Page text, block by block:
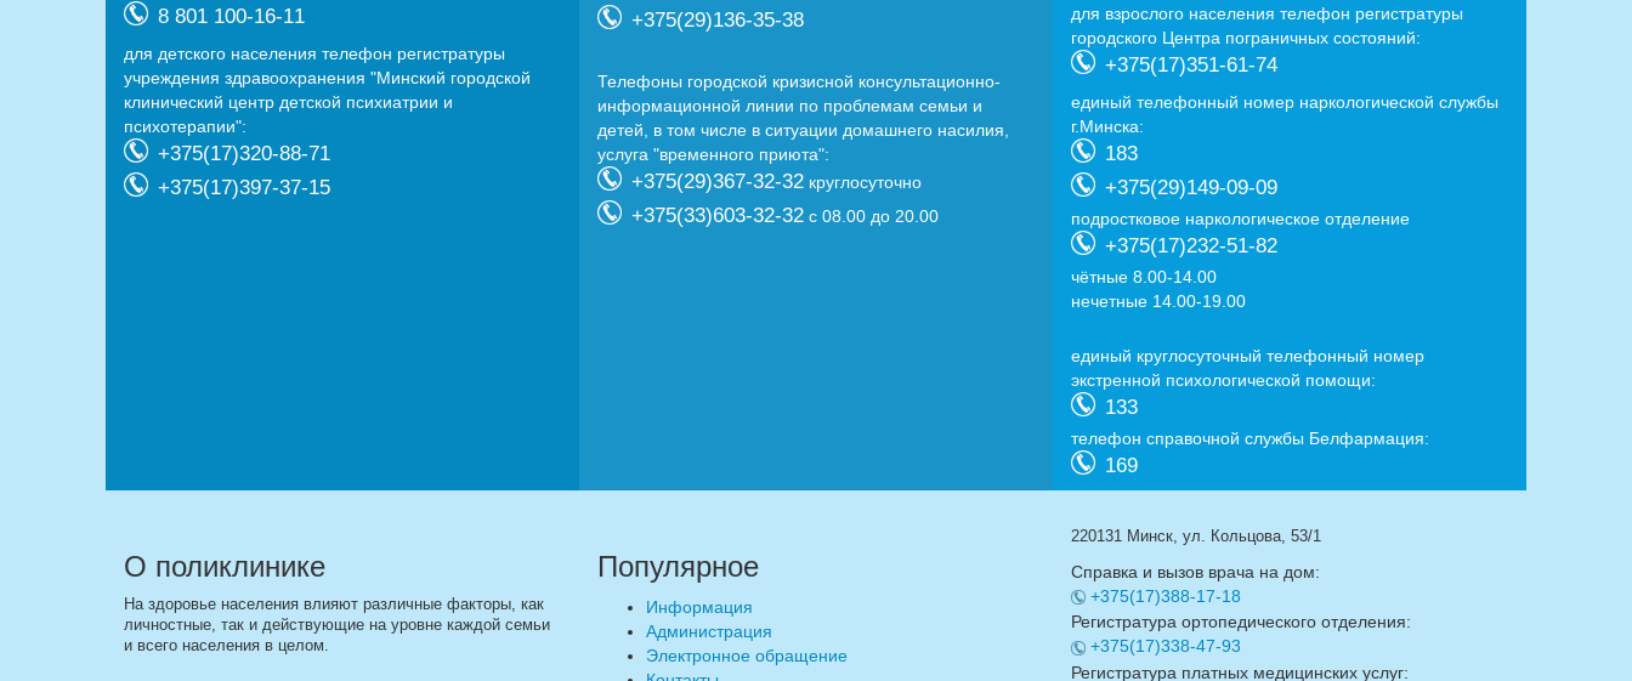
8 801 100-16-11
для детского населения телефон регистратуры
учреждения здравоохранения "Минский городской
клинический центр детской психиатрии и
психотерапии":
+375(17)320-88-71
+375(17)397-37-15
+375(29)136-35-38
Телефоны городской кризисной консультационно-
информационной линии по проблемам семьи и
детей, в том числе в ситуации домашнего насилия,
услуга "временного приюта":
+375(29)367-32-32 круглосуточно
+375(33)603-32-32 с 08.00 до 20.00
для взрослого населения телефон регистратуры
городского Центра пограничных состояний:
+375(17)351-61-74
eдиный телефонный номер наркологической службы
г.Минска:
183
+375(29)149-09-09
подростковое наркологическое отделение
+375(17)232-51-82
чётные 8.00-14.00
нечетные 14.00-19.00
eдиный круглосуточный телефонный номер
экстренной психологической помощи:
133
телефон справочной службы Белфармация:
169
О поликлинике
На здоровье населения влияют различные факторы, как
личностные, так и действующие на уровне каждой семьи
и всего населения в целом.
Популярное
Информация
Администрация
Электронное обращение
220131 Минск, ул. Кольцова, 53/1
Справка и вызов врача на дом:
+375(17)388-17-18
Регистратура ортопедического отделения:
+375(17)338-47-93
Регистратура платных медицинских услуг: